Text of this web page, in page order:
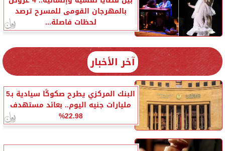
بالمهرجان القومى للمسرح ترصد
لحظات فاصلة...
آخر الأخبار
البنك المركزي يطرح صكوكًا سيادية بـ5
مليارات جنيه اليوم.. بعائد مستهدف
22.98%